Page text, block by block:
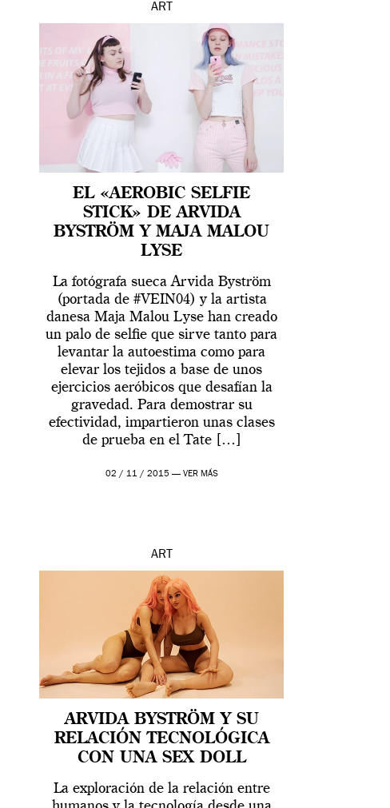
ART
EL «AEROBIC SELFIE
STICK» DE ARVIDA
BYSTRÖM Y MAJA MALOU
LYSE
La fotógrafa sueca Arvida Byström
(portada de #VEIN04) y la artista
danesa Maja Malou Lyse han creado
un palo de selfie que sirve tanto para
levantar la autoestima como para
elevar los tejidos a base de unos
ejercicios aeróbicos que desafían la
gravedad. Para demostrar su
efectividad, impartieron unas clases
de prueba en el Tate […]
02 / 11 / 2015 — VER MÁS
ART
ARVIDA BYSTRÖM Y SU
RELACIÓN TECNOLÓGICA
CON UNA SEX DOLL
La exploración de la relación entre